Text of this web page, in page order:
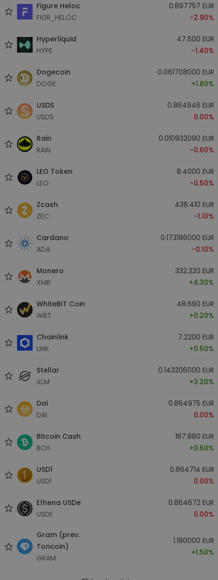
Figure Heloc
FIGR_HELOC
0.897757 EUR
-2.90%
Hyperliquid
HYPE
47.600 EUR
-1.40%
Dogecoin
DOGE
0.061708000 EUR
+1.80%
USDS
USDS
0.864946 EUR
0.00%
Rain
RAIN
0.010932090 EUR
-0.60%
LEO Token
LEO
8.4000 EUR
-0.50%
Zcash
ZEC
438.410 EUR
-1.10%
Cardano
ADA
0.173186000 EUR
-0.10%
Monero
XMR
332.320 EUR
+4.30%
WhiteBIT Coin
WBT
48.690 EUR
+0.20%
Chainlink
LINK
7.2200 EUR
+0.50%
Stellar
XLM
0.143206000 EUR
+3.20%
Dai
DAI
0.864975 EUR
0.00%
Bitcoin Cash
BCH
187.880 EUR
+0.60%
USD1
USD1
0.864714 EUR
0.00%
Ethena USDe
USDE
0.864672 EUR
0.00%
Gram (prev.
Toncoin)
GRAM
1.180000 EUR
+1.50%